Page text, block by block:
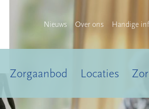
Nieuws Over ons Handige
Zorgaanbod Locaties